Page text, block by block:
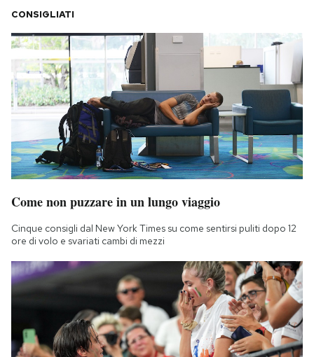
CONSIGLIATI
Come non puzzare in un lungo viaggio
Cinque consigli dal New York Times su come sentirsi puliti dopo 12
ore di volo e svariati cambi di mezzi